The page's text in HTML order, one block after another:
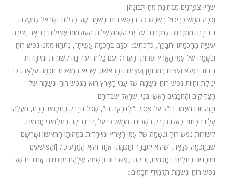
שֶׁהָיוּ צִפָּרְנַיִם מִבְּחִינַת מֹחַ תְּבוּנָה].
וְכָכָה מַמָּשׁ כִּבְיָכוֹל בְּשֹׁרֶשׁ כָּל הַנֶּפֶשׁ רוּחַ וּנְשָׁמָה שֶׁל כְּלָלוּת יִשְׂרָאֵל לְמַעְלָה,
בִּירִידָתוֹ מִמַּדְרֵגָה לְמַדְרֵגָה עַל יְדֵי הִשְׁתַּלְשְׁלוּת הָעוֹלָמוֹת אֲצִילוּת בְּרִיאָה יְצִירָה
עֲשִׂיָּה מֵחָכְמָתוֹ יִתְבָּרַךְ, כְּדִכְתִיב: “כֻּלָּם בְּחָכְמָה עָשִׂיתָ”, נִתְהַוּוּ מִמֶּנּוּ נֶפֶשׁ רוּחַ
וּנְשָׁמָה שֶׁל עַמֵּי הָאָרֶץ וּפְחוּתֵי הָעֵרֶךְ; וְעִם כָּל זֶה עוֹדֶינָה קְשׁוּרוֹת וּמְיוּחָדוֹת
בְּיִחוּד נִפְלָא וְעָצוּם בְּמַהוּתָן וְעַצְמוּתָן הָרִאשׁוֹן, שֶׁהִיא הַמְשָׁכַת חָכְמָה עִלָּאָה, כִּי
יְנִיקַת וְחַיּוּת נֶפֶשׁ רוּחַ וּנְשָׁמָה שֶׁל עַמֵּי הָאָרֶץ הוּא מִנֶּפֶשׁ רוּחַ וּנְשָׁמָה שֶׁל
הַצַּדִּיקִים וְהַחֲכָמִים רָאשֵׁי בְּנֵי יִשְׂרָאֵל שֶׁבְּדוֹרָם.
וּבָזֶה יוּבָן מַאֲמַר רַזַ”ל עַל פָּסוּק “וּלְדָבְקָה בּוֹ”, שֶׁכָּל הַדָּבֵק בְּתַלְמִיד חָכָם, מַעֲלֶה
עָלָיו הַכָּתוּב כְּאִלּוּ נִדְבַּק בַּשְּׁכִינָה מַמָּשׁ. כִּי עַל יְדֵי דְּבִיקָה בְּתַלְמִידֵי חֲכָמִים,
קְשׁוּרוֹת נֶפֶשׁ רוּחַ וּנְשָׁמָה שֶׁל עַמֵּי הָאָרֶץ וּמְיוּחָדוֹת בְּמַהוּתָן הָרִאשׁוֹן וְשָׁרְשָׁם
שֶׁבְּחָכְמָה עִלָּאָה, שֶׁהוּא יִתְבָּרַךְ וְחָכְמָתוֹ אֶחָד וְהוּא הַמַּדָּע כו’. [וְהַפּוֹשְׁעִים
וּמוֹרְדִים בְּתַלְמִידֵי חֲכָמִים, יְנִיקַת נֶפֶשׁ רוּחַ וּנְשָׁמָה שֶׁלָּהֶם מִבְּחִינַת אֲחוֹרַיִם שֶׁל
נֶפֶשׁ רוּחַ וְנִשְׁמַת תַּלְמִידֵי חֲכָמִים]: